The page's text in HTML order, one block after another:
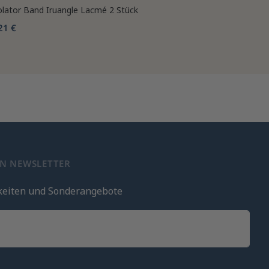
Band Iruangle Lacmé 2 Stück
€
NEWSLETTER
und Sonderangebote